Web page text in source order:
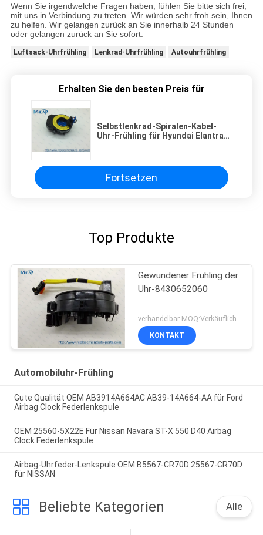
Wenn Sie irgendwelche Fragen haben, fühlen Sie bitte sich frei,
mit uns in Verbindung zu treten. Wir würden sehr froh sein, Ihnen
zu helfen. Wir gelangen zurück an Sie innerhalb 24 Stunden
oder gelangen zurück an Sie sofort.
Luftsack-Uhrfrühling Lenkrad-Uhrfrühling Autouhrfrühling
Erhalten Sie den besten Preis für
Selbstlenkrad-Spiralen-Kabel-
Uhr-Frühling für Hyundai Elantra
Fortsetzen
Top Produkte
Gewundener Frühling der
Uhr-8430652060
verhandelbar MOQ:Verkäuflich
KONTAKT
Automobiluhr-Frühling
Gute Qualität OEM AB3914A664AC AB39-14A664-AA für Ford
Airbag Clock Federlenkspule
OEM 25560-5X22E Für Nissan Navara ST-X 550 D40 Airbag
Clock Federlenkspule
Airbag-Uhrfeder-Lenkspule OEM B5567-CR70D 25567-CR70D
für NISSAN
Beliebte Kategorien Alle